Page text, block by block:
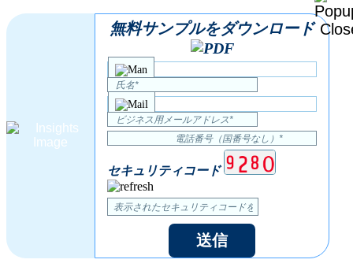
無料サンプルをダウンロード
セキュリティコード
送信